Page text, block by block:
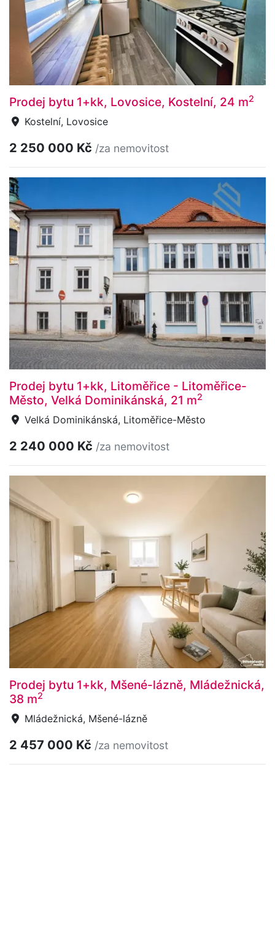
Prodej bytu 1+kk, Lovosice, Kostelní, 24 m2
Kostelní, Lovosice
2 250 000 Kč /za nemovitost
Prodej bytu 1+kk, Litoměřice - Litoměřice-
Město, Velká Dominikánská, 21 m2
Velká Dominikánská, Litoměřice-Město
2 240 000 Kč /za nemovitost
Prodej bytu 1+kk, Mšené-lázně, Mládežnická,
38 m2
Mládežnická, Mšené-lázně
2 457 000 Kč /za nemovitost